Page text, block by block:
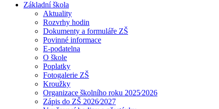
Základní škola
Aktuality
Rozvrhy hodin
Dokumenty a formuláře ZŠ
Povinné informace
E-podatelna
O škole
Poplatky
Fotogalerie ZŠ
Kroužky
Organizace školního roku 2025⁄2026
Zápis do ZŠ 2026⁄2027